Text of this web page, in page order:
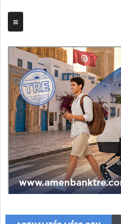
TRIBUNE
BOURSE
ASSEMBLÉES
COMPTES PROVISOIRES
EMPRUNTS
OBLIGATAIRES